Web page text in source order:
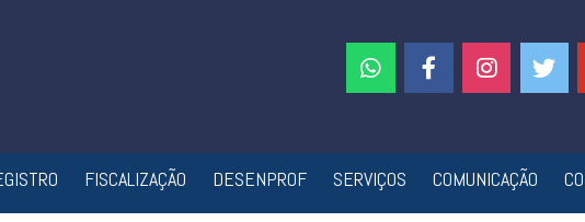
FISCALIZAÇÃO DESENPROF SERVIÇOS COMUNICAÇÃO